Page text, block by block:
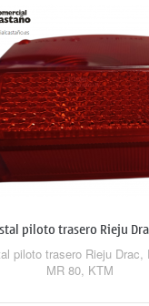
piloto trasero Rieju
50,...
piloto trasero Rieju Drac,
MR 80, KTM